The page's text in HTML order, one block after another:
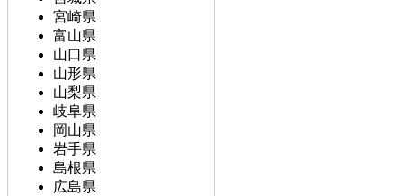
宮崎県
富山県
山口県
山形県
山梨県
岐阜県
岡山県
岩手県
島根県
広島県